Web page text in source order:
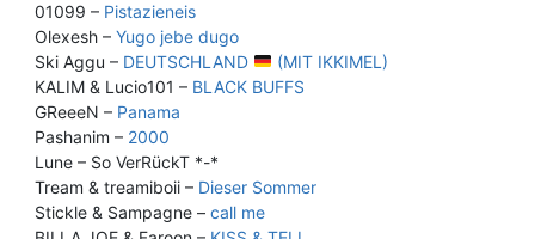
01099 – Pistazieneis
Olexesh – Yugo jebe dugo
Ski Aggu – DEUTSCHLAND
(MIT IKKIMEL)
KALIM & Lucio101 – BLACK BUFFS
GReeeN – Panama
Pashanim – 2000
Lune – So VerRückT *-*
Tream & treamiboii – Dieser Sommer
Stickle & Sampagne – call me